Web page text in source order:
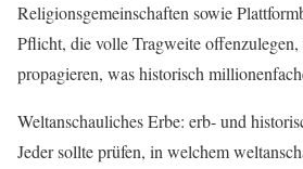
Religionsgemeinschaften sowie
Pflicht, die volle Tragweite
propagieren, was historisch
Weltanschauliches Erbe: erb- und
Jeder sollte prüfen, in welchem